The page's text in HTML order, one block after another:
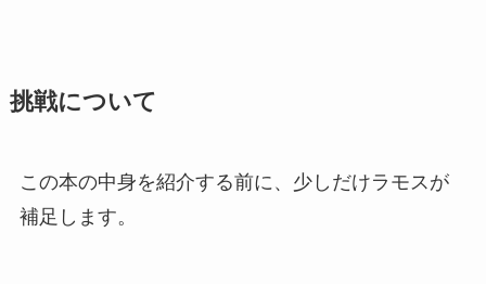
挑戦について
この本の中身を紹介する前に、少しだけラモスが
補足します。